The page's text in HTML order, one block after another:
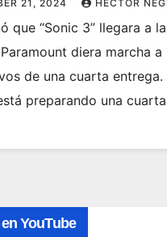
21, 2024 HECTOR
que “Sonic 3” llegara a
diera marcha a
de una cuarta entrega.
preparando una
YouTube